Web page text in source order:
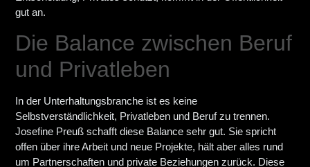
gut an.
Die Balance zwischen Beruf
und Privatleben
In der Unterhaltungsbranche ist es keine
Selbstverständlichkeit, Privatleben und Beruf zu trennen.
Josefine Preuß schafft diese Balance sehr gut. Sie spricht
offen über ihre Arbeit und neue Projekte, hält aber alles rund
um Partnerschaften und private Beziehungen zurück. Diese